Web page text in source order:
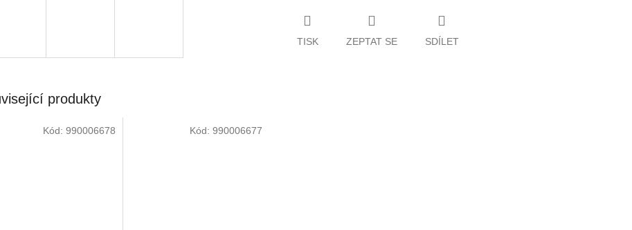
TISK ZEPTAT SE SDÍLET
produkty
Kód: 990006678 Kód: 990006677